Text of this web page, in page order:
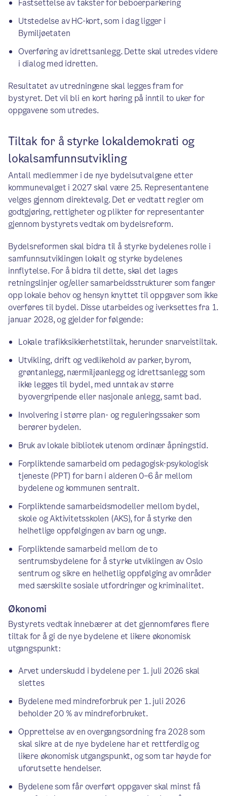
Fastsettelse av takster for beboerparkering​
Utstedelse av HC-kort, som i dag ligger i
Bymiljøetaten​
Overføring av idrettsanlegg. Dette skal utredes videre
i dialog med idretten.
Resultatet av utredningene skal legges fram for
bystyret. Det vil bli en kort høring på inntil to uker for
oppgavene som utredes.
Tiltak for å styrke lokaldemokrati og
lokalsamfunnsutvikling
Antall medlemmer i de nye bydelsutvalgene etter
kommunevalget i 2027 skal være 25. Representantene
velges gjennom direktevalg. Det er vedtatt regler om
godtgjøring, rettigheter og plikter for representanter
gjennom bystyrets vedtak om bydelsreform.
Bydelsreformen skal bidra til å styrke bydelenes rolle i
samfunnsutviklingen lokalt og styrke bydelenes
innflytelse. For å bidra til dette, skal det lages
retningslinjer og/eller samarbeidsstrukturer som fanger
opp lokale behov og hensyn knyttet til oppgaver som ikke
overføres til bydel. Disse utarbeides og iverksettes fra 1.
januar 2028, og gjelder for følgende:
Lokale trafikksikkerhetstiltak, herunder snarveistiltak.
Utvikling, drift og vedlikehold av parker, byrom,
grøntanlegg, nærmiljøanlegg og idrettsanlegg som
ikke legges til bydel, med unntak av større
byovergripende eller nasjonale anlegg, samt bad.
Involvering i større plan- og reguleringssaker som
berører bydelen.
Bruk av lokale bibliotek utenom ordinær åpningstid.
Forpliktende samarbeid om pedagogisk-psykologisk
tjeneste (PPT) for barn i alderen 0–6 år mellom
bydelene og kommunen sentralt.
Forpliktende samarbeidsmodeller mellom bydel,
skole og Aktivitetsskolen (AKS), for å styrke den
helhetlige oppfølgingen av barn og unge.
Forpliktende samarbeid mellom de to
sentrumsbydelene for å styrke utviklingen av Oslo
sentrum og sikre en helhetlig oppfølging av områder
med særskilte sosiale utfordringer og kriminalitet.
Økonomi
Bystyrets vedtak innebærer at det gjennomføres flere
tiltak for å gi de nye bydelene et likere økonomisk
utgangspunkt:
Arvet underskudd i bydelene per 1. juli 2026 skal
slettes
Bydelene med mindreforbruk per 1. juli 2026
beholder 20 % av mindreforbruket.
Opprettelse av en overgangsordning fra 2028 som
skal sikre at de nye bydelene har et rettferdig og
likere økonomisk utgangspunkt, og som tar høyde for
uforutsette hendelser.
Bydelene som får overført oppgaver skal minst få